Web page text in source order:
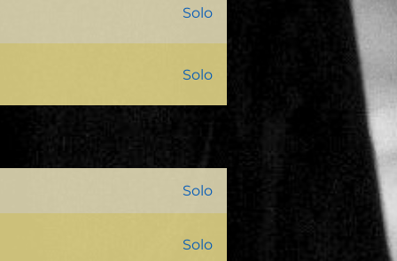
Solo
Solo
Solo
Solo